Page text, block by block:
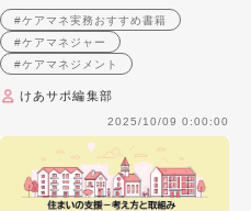
選
#ケアマネ実務おすすめ書籍
#ケアマネジャー
#ケアマネジメント
けあサポ編集部
2025/10/09 0:00:00